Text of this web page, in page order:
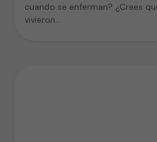
cuando se enferman? ¿Crees
vivieron…